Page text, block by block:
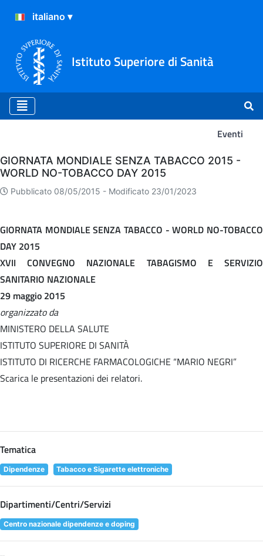
Istituto Superiore di Sanità
Eventi
Eventi
GIORNATA MONDIALE SENZA TABACCO 2015 -
WORLD NO-TOBACCO DAY 2015
Pubblicato 08/05/2015 - Modificato 23/01/2023
GIORNATA MONDIALE SENZA TABACCO - WORLD NO-TOBACCO
DAY 2015
XVII CONVEGNO NAZIONALE TABAGISMO E SERVIZIO
SANITARIO NAZIONALE
29 maggio 2015
organizzato da
MINISTERO DELLA SALUTE
ISTITUTO SUPERIORE DI SANITÀ
ISTITUTO DI RICERCHE FARMACOLOGICHE “MARIO NEGRI”
Scarica le presentazioni dei relatori.
Tematica
Dipendenze Tabacco e Sigarette elettroniche
Dipartimenti/Centri/Servizi
Centro nazionale dipendenze e doping